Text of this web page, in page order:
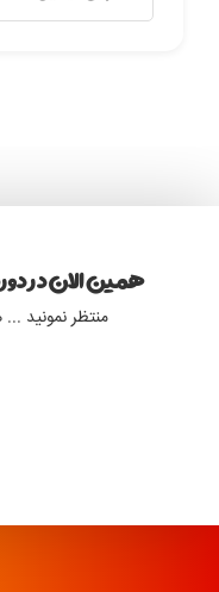
همین الان در
منتظر نمونید